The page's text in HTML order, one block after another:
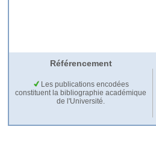
Référencement
Les publications encodées
constituent la bibliographie académique
de l'Université.